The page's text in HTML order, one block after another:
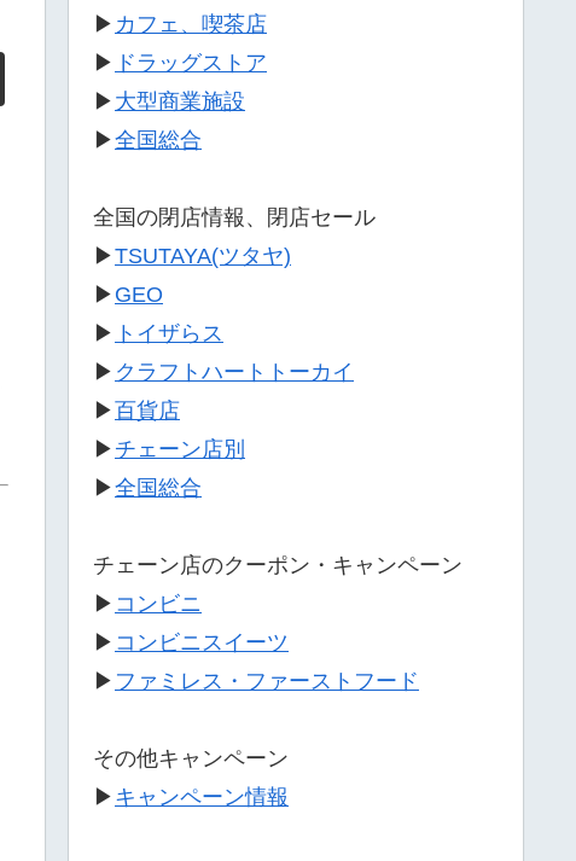
▶ カフェ、喫茶店
▶ ドラッグストア
▶ 大型商業施設
▶全国総合
全国の閉店情報、閉店セール
▶TSUTAYA(ツタヤ)
▶ GEO
▶ トイザらス
▶ クラフトハートトーカイ
▶百貨店
▶ チェーン店別
▶全国総合
チェーン店のクーポン・キャンペーン
▶ コンビニ
▶ コンビニスイーツ
▶ ファミレス・ファーストフード
その他キャンペーン
▶ キャンペーン情報